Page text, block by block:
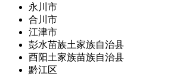
永川市
合川市
江津市
彭水苗族土家族自治县
酉阳土家族苗族自治县
黔江区